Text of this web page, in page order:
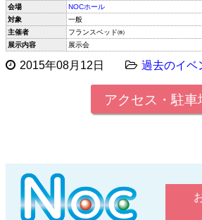
会場
NOCホール
対象
一般
主催者
フランスベッド㈱
展示内容
展示会
2015年08月12日 過去のイベ
アクセス・駐車